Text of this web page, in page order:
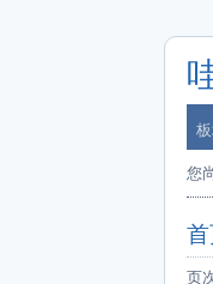
您
页